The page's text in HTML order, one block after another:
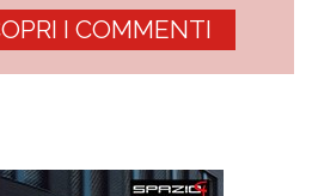
I COMMENTI